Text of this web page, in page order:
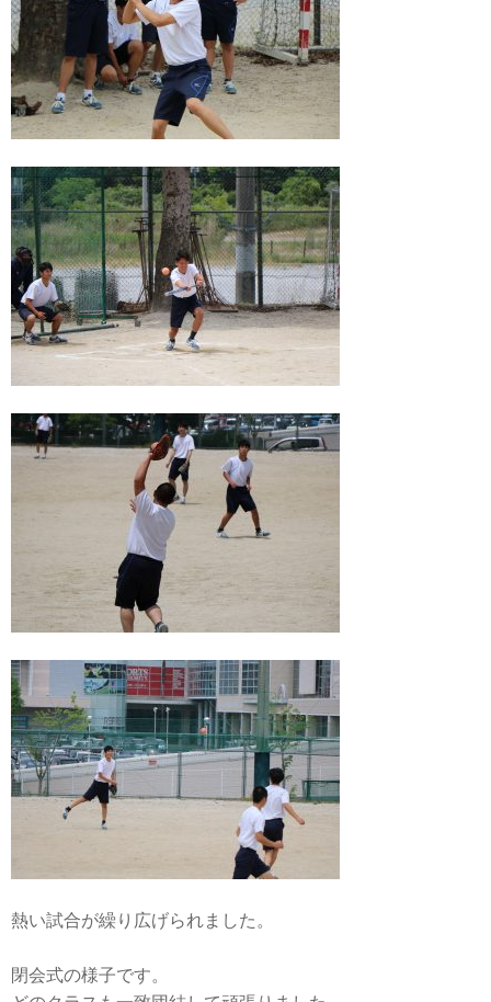
熱い試合が繰り広げられました。
閉会式の様子です。